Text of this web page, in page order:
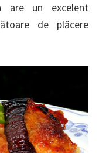
are un excelent
de plăcere